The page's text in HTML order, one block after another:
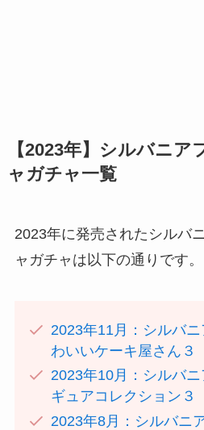
【2023年】シルバニア
ャガチャ一覧
2023年に発売されたシルバ
ャガチャは以下の通りです。
2023年11月：シルバ
わいいケーキ屋さん３
2023年10月：シルバ
ギュアコレクション３
2023年8月：シルバニ